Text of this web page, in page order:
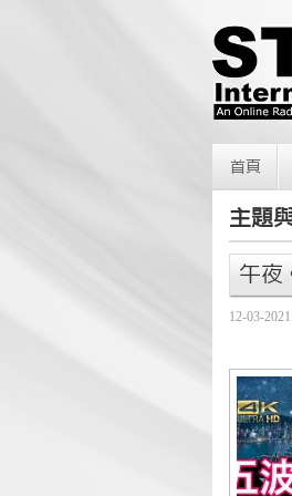
首頁
主題
午夜
12-03-2021